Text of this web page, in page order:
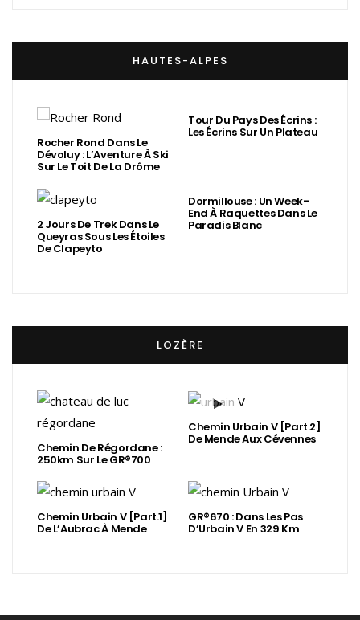
HAUTES-ALPES
Rocher Rond Dans Le
Dévoluy : L’Aventure À Ski
Sur Le Toit De La Drôme
Tour Du Pays Des Écrins :
Les Écrins Sur Un Plateau
2 Jours De Trek Dans Le
Queyras Sous Les Étoiles
De Clapeyto
Dormillouse : Un Week-
End À Raquettes Dans Le
Paradis Blanc
LOZÈRE
Chemin De Régordane :
250km Sur Le GR®700
Chemin Urbain V [Part.2]
De Mende Aux Cévennes
Chemin Urbain V [Part.1]
De L’Aubrac À Mende
GR®670 : Dans Les Pas
D’Urbain V En 329 Km